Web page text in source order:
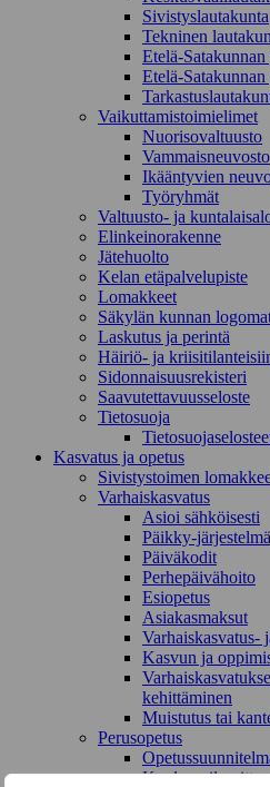
Sivistyslautakunta
Tekninen
Etelä-
Etelä-
Vaikuttamistoimielimet
Nuorisovaltuusto
Vammaisneuvosto
Ikääntyvien
Työryhmät
Valtuusto- ja
Elinkeinorakenne
Jätehuolto
Kelan etäpalvelupiste
Lomakkeet
Säkylän kunnan
Laskutus ja perintä
Häiriö- ja
Sidonnaisuusrekisteri
Saavutettavuusseloste
Tietosuoja
Kasvatus ja opetus
Sivistystoimen
Varhaiskasvatus
Asioi sähköisesti
Päikky-järjestelmä
Päiväkodit
Perhepäivähoito
Esiopetus
Asiakasmaksut
Varhaiskasvatus-
Kasvun ja
kehittäminen
Muistutus tai
Perusopetus
Kouluun